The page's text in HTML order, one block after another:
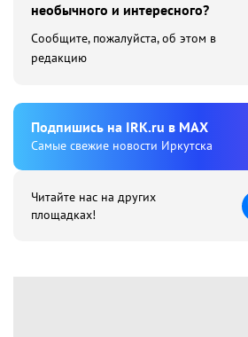
необычного и интересного?
Сообщите, пожалуйста, об этом в
редакцию
Подпишиcь на IRK.ru в MAX
Cамые свежие новости Иркутска
Читайте нас на других
площадках!